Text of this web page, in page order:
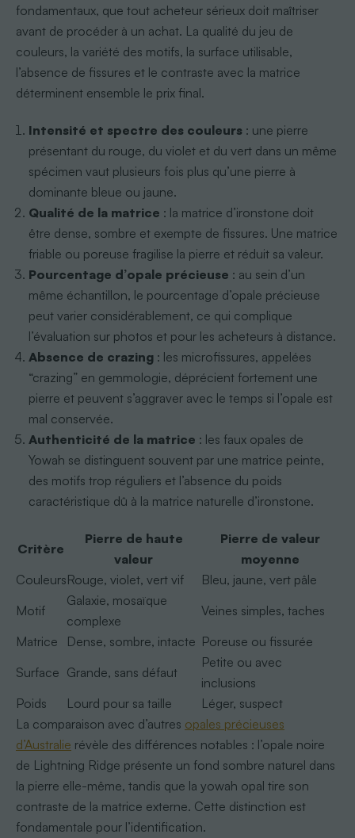
fondamentaux, que tout acheteur sérieux doit maîtriser
avant de procéder à un achat. La qualité du jeu de
couleurs, la variété des motifs, la surface utilisable,
l’absence de fissures et le contraste avec la matrice
déterminent ensemble le prix final.
Intensité et spectre des couleurs : une pierre
présentant du rouge, du violet et du vert dans un même
spécimen vaut plusieurs fois plus qu’une pierre à
dominante bleue ou jaune.
Qualité de la matrice : la matrice d’ironstone doit
être dense, sombre et exempte de fissures. Une matrice
friable ou poreuse fragilise la pierre et réduit sa valeur.
Pourcentage d’opale précieuse : au sein d’un
même échantillon, le pourcentage d’opale précieuse
peut varier considérablement, ce qui complique
l’évaluation sur photos et pour les acheteurs à distance.
Absence de crazing : les microfissures, appelées
“crazing” en gemmologie, déprécient fortement une
pierre et peuvent s’aggraver avec le temps si l’opale est
mal conservée.
Authenticité de la matrice : les faux opales de
Yowah se distinguent souvent par une matrice peinte,
des motifs trop réguliers et l’absence du poids
caractéristique dû à la matrice naturelle d’ironstone.
Critère
Pierre de haute
valeur
Pierre de valeur
moyenne
CouleursRouge, violet, vert vif
Bleu, jaune, vert pâle
Motif
Galaxie, mosaïque
complexe
Veines simples, taches
Matrice
Dense, sombre, intacte Poreuse ou fissurée
Surface Grande, sans défaut
Petite ou avec
inclusions
Poids
Lourd pour sa taille
Léger, suspect
La comparaison avec d’autres opales précieuses
d’Australie révèle des différences notables : l’opale noire
de Lightning Ridge présente un fond sombre naturel dans
la pierre elle-même, tandis que la yowah opal tire son
contraste de la matrice externe. Cette distinction est
fondamentale pour l’identification.